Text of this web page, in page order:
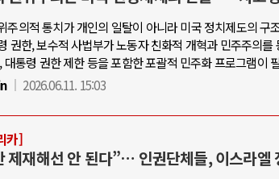
주의적 통치가 개인의 일탈이 아니라 미국 정치제도의
권한, 보수적 사법부가 노동자 친화적 개혁과 민주주의
대통령 권한 제한 등을 포함한 포괄적 민주화 프로그램이
2026.06.11. 15:03
카]
제재해선 안 된다”… 인권단체들, 이스라엘